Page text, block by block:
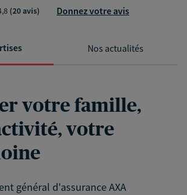
(20 avis) Donnez votre avis
Nos actualités
votre famille,
votre
général d'assurance AXA